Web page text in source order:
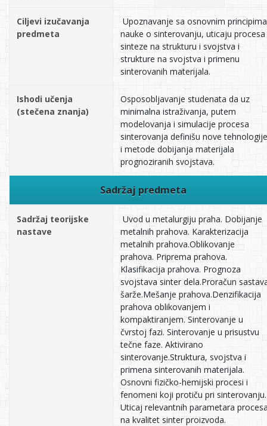
Ciljevi izučavanja
predmeta
Upoznavanje sa osnovnim principima
nauke o sinterovanju, uticaju procesa
sinteze na strukturu i svojstva i
strukture na svojstva i primenu
sinterovanih materijala.
Ishodi učenja
(stečena znanja)
Osposobljavanje studenata da uz
minimalna istraživanja, putem
modelovanja i simulacije procesa
sinterovanja definišu nove tehnologije
i metode dobijanja materijala
prognoziranih svojstava.
Sadržaj predmeta
Sadržaj teorijske
nastave
Uvod u metalurgiju praha. Dobijanje
metalnih prahova. Karakterizacija
metalnih prahova.Oblikovanje
prahova. Priprema prahova.
Klasifikacija prahova. Prognoza
svojstava sinter dela.Proračun
šarže.Mešanje prahova.Denzifikacija
prahova oblikovanjem i
kompaktiranjem. Sinterovanje u
čvrstoj fazi. Sinterovanje u prisustvu
tečne faze. Aktivirano
sinterovanje.Struktura, svojstva i
primena sinterovanih materijala.
Osnovni fizičko-hemijski procesi i
fenomeni koji protiču pri sinterovanju.
Uticaj relevantnih parametara
na kvalitet sinter proizvoda.